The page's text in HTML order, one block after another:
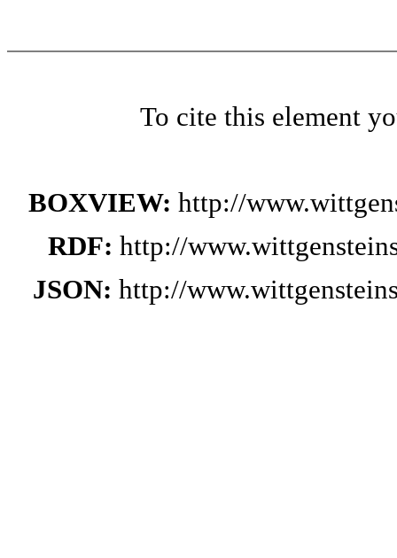
To cite this element
BOXVIEW: http://
RDF: http://
JSON: http://